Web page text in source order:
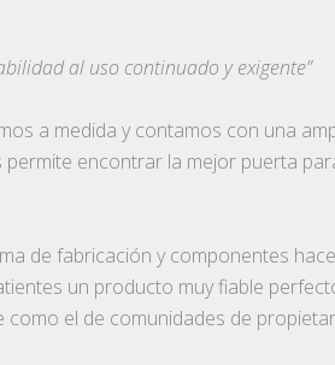
al uso continuado y exigente”
a medida y contamos con una
permite encontrar la mejor puerta
de fabricación y componentes
un producto muy fiable
como el de comunidades de